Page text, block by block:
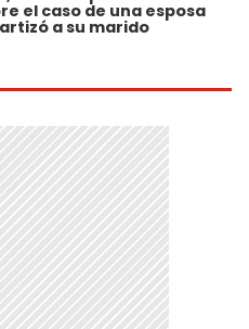
el caso de una esposa
a su marido